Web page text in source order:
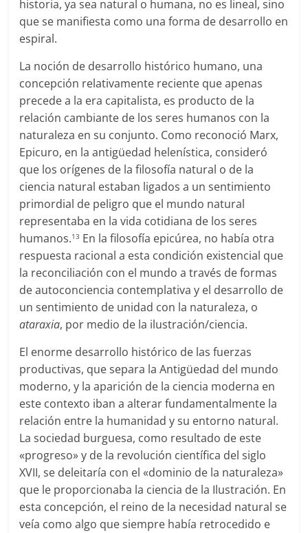
historia, ya sea natural o humana, no es lineal, sino
que se manifiesta como una forma de desarrollo en
espiral.
La noción de desarrollo histórico humano, una
concepción relativamente reciente que apenas
precede a la era capitalista, es producto de la
relación cambiante de los seres humanos con la
naturaleza en su conjunto. Como reconoció Marx,
Epicuro, en la antigüedad helenística, consideró
que los orígenes de la filosofía natural o de la
ciencia natural estaban ligados a un sentimiento
primordial de peligro que el mundo natural
representaba en la vida cotidiana de los seres
humanos.13 En la filosofía epicúrea, no había otra
respuesta racional a esta condición existencial que
la reconciliación con el mundo a través de formas
de autoconciencia contemplativa y el desarrollo de
un sentimiento de unidad con la naturaleza, o
ataraxia, por medio de la ilustración/ciencia.
El enorme desarrollo histórico de las fuerzas
productivas, que separa la Antigüedad del mundo
moderno, y la aparición de la ciencia moderna en
este contexto iban a alterar fundamentalmente la
relación entre la humanidad y su entorno natural.
La sociedad burguesa, como resultado de este
«progreso» y de la revolución científica del siglo
XVII, se deleitaría con el «dominio de la naturaleza»
que le proporcionaba la ciencia de la Ilustración. En
esta concepción, el reino de la necesidad natural se
veía como algo que siempre había retrocedido e